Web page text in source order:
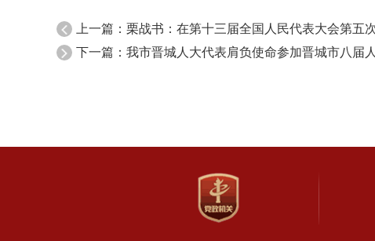
上一篇：栗战书：在第十三届全国人民代表大会第五
下一篇：我市晋城人大代表肩负使命参加晋城市八届